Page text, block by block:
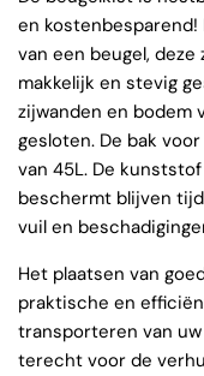
en
van een beugel,
makkelijk en stevig
zijwanden en bodem
gesloten. De bak
van 45L. De
beschermt blijven
vuil en
Het plaatsen van
praktische en
transporteren van
terecht voor de